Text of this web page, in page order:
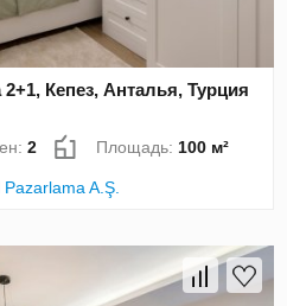
Кепез, Анталья, Турция
2 Площадь: 100 м²
A.Ş.